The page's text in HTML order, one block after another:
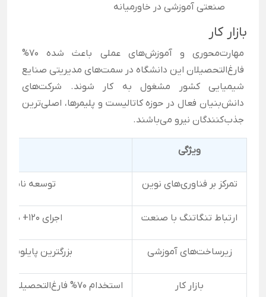
صنعتی آموزشی در خاورمیانه
بازار کار
مهارت‌محوری و آموزش‌های عملی باعث شده ۷۰%
فارغ‌التحصیلان این دانشگاه در سمت‌های مدیریتی صنایع
شیمیایی کشور مشغول به کار شوند. شرکت‌های
دانش‌بنیان فعال در حوزه کاتالیست و پلیمرها، اصلی‌ترین
جذب‌کنندگان نیرو می‌باشند.
ویژگی
تمرکز بر فناوری‌های نوین توسعه
ارتباط تنگاتنگ با صنعت اجرای ۱۲۰+ پروژه مشترک در سال ۱۴۰۲
زیرساخت‌های آموزشی بزرگترین پایلوت
بازار کار استخدام ۷۰% فارغ‌التحصیلان در سمت‌های مدیریتی صنایع شیمیایی